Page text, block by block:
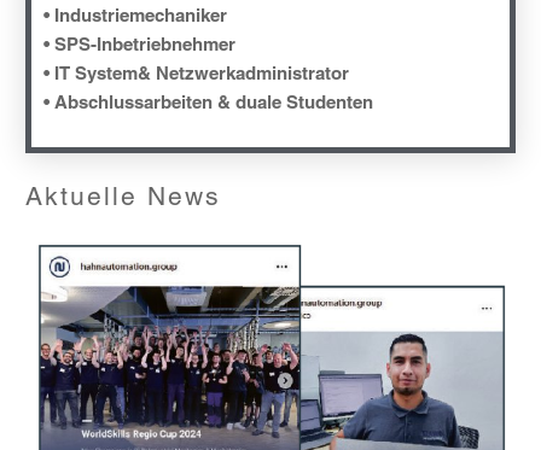
• Industriemechaniker
• SPS-Inbetriebnehmer
• IT System& Netzwerkadministrator
• Abschlussarbeiten & duale Studenten
Aktuelle News